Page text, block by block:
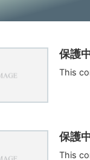
保護
This
保護
This